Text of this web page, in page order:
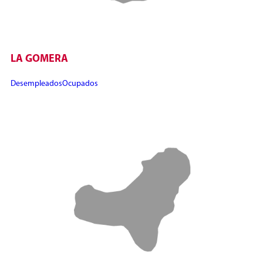
LA GOMERA
DesempleadosOcupados